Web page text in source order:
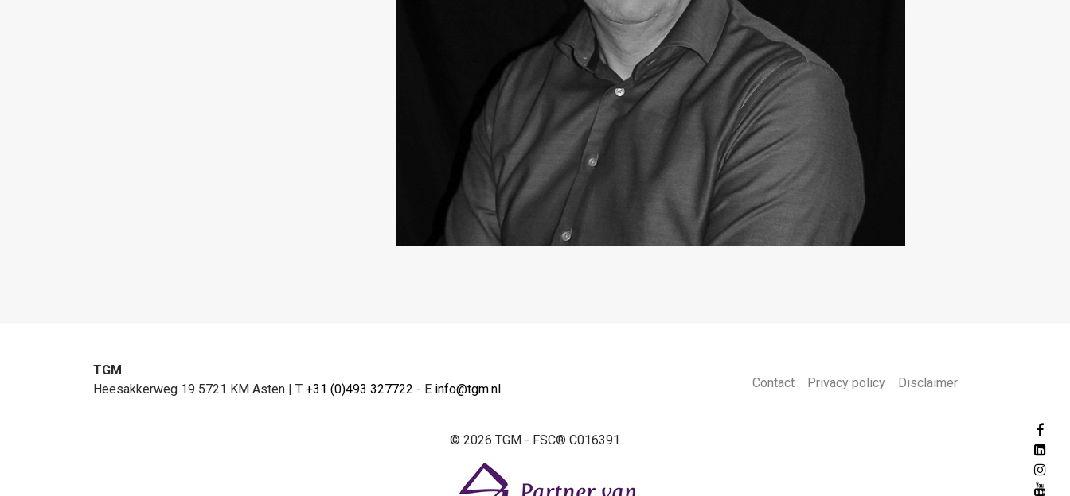
TGM
Heesakkerweg 19 5721 KM Asten
T +31 (0)493 327722 - E info@tgm.nl Contact Privacy policy Disclaimer
© 2026 TGM - FSC® C016391